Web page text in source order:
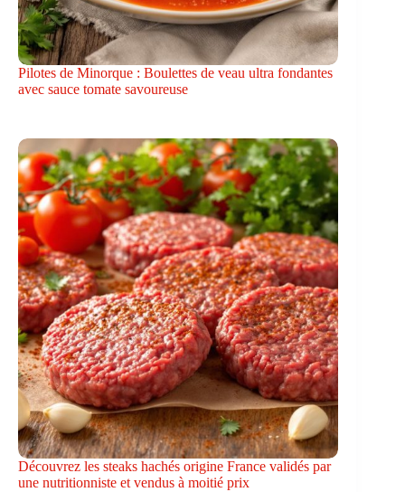
Pilotes de Minorque : Boulettes de veau ultra fondantes
avec sauce tomate savoureuse
Découvrez les steaks hachés origine France validés par
une nutritionniste et vendus à moitié prix